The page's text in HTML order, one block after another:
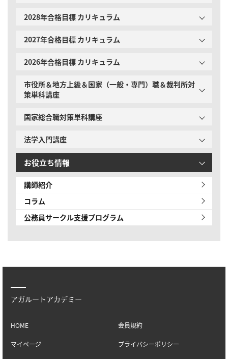
2028年合格目標 カリキュラム
2027年合格目標 カリキュラム
2026年合格目標 カリキュラム
市役所＆地方上級＆国家（一般・専門）職＆裁判所対
策単科講座
国家総合職対策単科講座
法学入門講座
お役立ち情報
講師紹介
コラム
公務員サークル支援プログラム
アガルートアカデミー
HOME
マイページ
会員規約
プライバシーポリシー